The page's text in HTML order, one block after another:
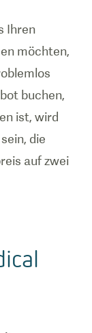
Ihren
möchten,
buchen,
ist, wird
die
auf zwei